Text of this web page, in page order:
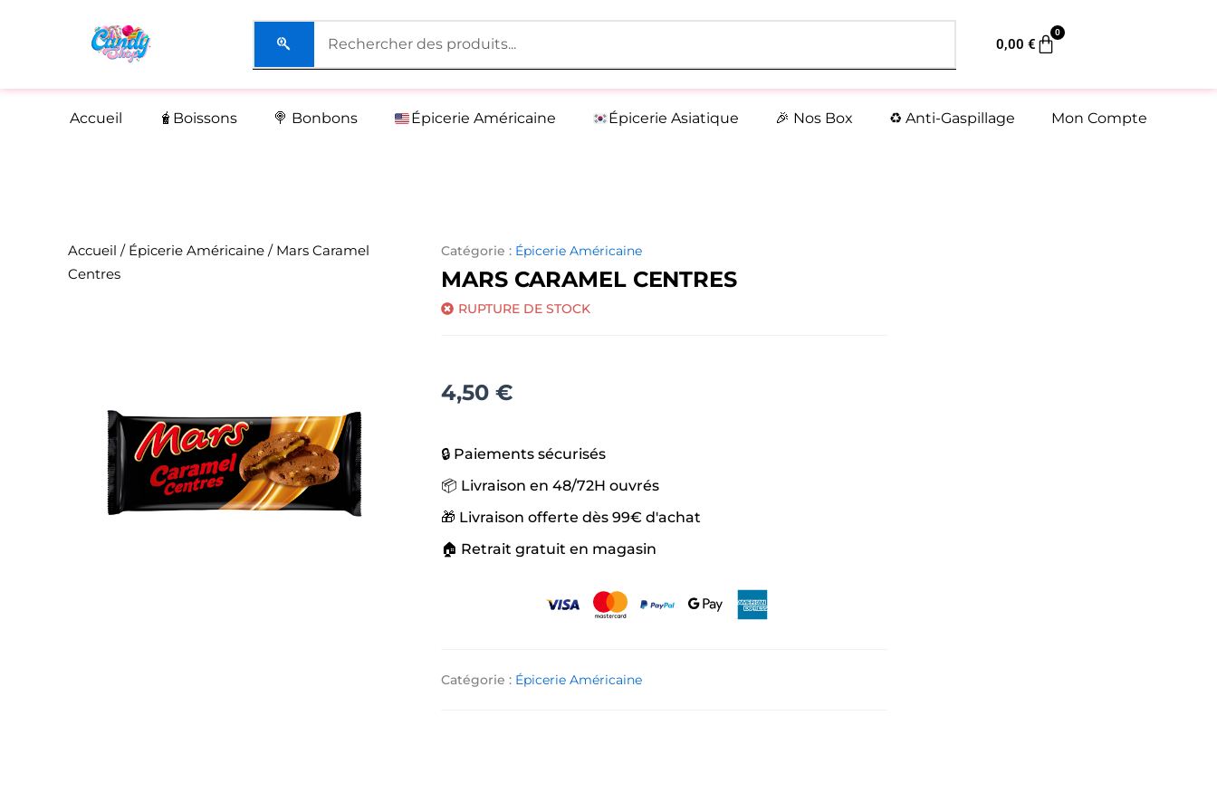
0,00€
0
Panier
Accueil 🧋Boissons 🍭 Bonbons Épicerie Américaine Épicerie Asiatique 🎉 Nos Box ♻️ Anti-Gaspillage Mon Compte
Accueil / Épicerie Américaine / Mars Caramel
Centres
Catégorie : Épicerie Américaine
MARS CARAMEL CENTRES
RUPTURE DE STOCK
4,50 €
🔒 Paiements sécurisés
📦 Livraison en 48/72H ouvrés
🎁 Livraison offerte dès 99€ d'achat
🏠 Retrait gratuit en magasin
Catégorie : Épicerie Américaine